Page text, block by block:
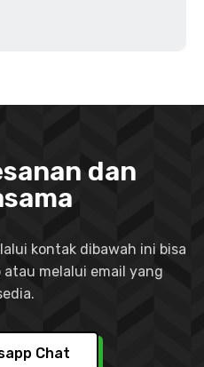
dan
kontak dibawah ini bisa
melalui email yang
Chat